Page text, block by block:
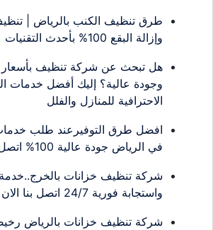
طرق تنظيف الكنب بالرياض |
وإزالة البقع 100% بأحدث التقنيات
هل تبحث عن شركة تنظيف بأسعار
وجودة عالية؟ إليك أفضل خدمات
الاحترافية للمنازل والفلل
افضل طرق التوفيرعند طلب
في الرياض جودة عالية 100% اتصل ينا
شركة تنظيف خزانات
واستجابة فورية 24/7 اتصل بنا الان